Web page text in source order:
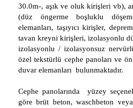
30.0m-, aşık ve oluk kirişleri vb),
(düz öngerme boşluklu
elemanları, taşıyıcı kirişler,
tavan kreyni kirişleri, izolasyonlu
izolasyonlu / izolasyonsuz
özel tekstürlü cephe panoları ve
duvar elemanları bulunmaktadır.
Cephe panolarında yüzey
göre brüt beton, waschbeton